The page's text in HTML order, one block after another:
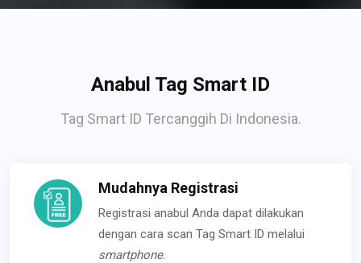
Anabul Tag Smart ID
Tag Smart ID Tercanggih Di Indonesia.
Mudahnya Registrasi
Registrasi anabul Anda dapat dilakukan
dengan cara scan Tag Smart ID melalui
smartphone.